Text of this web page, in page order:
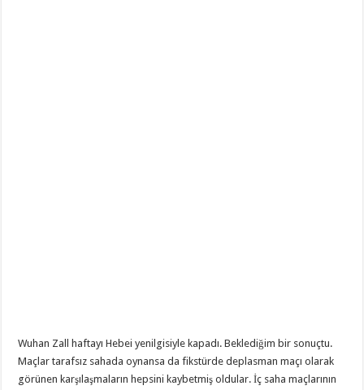
Wuhan Zall haftayı Hebei yenilgisiyle kapadı. Beklediğim bir sonuçtu.
Maçlar tarafsız sahada oynansa da fikstürde deplasman maçı olarak
görünen karşılaşmaların hepsini kaybetmiş oldular. İç saha maçlarının